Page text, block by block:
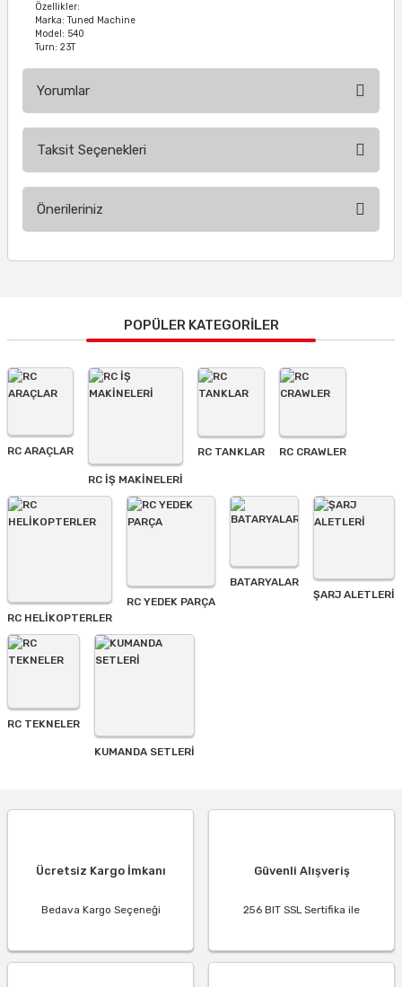
Özellikler:
Marka: Tuned Machine
Model: 540
Turn: 23T
Yorumlar
Taksit Seçenekleri
Önerileriniz
Görüş ve önerileriniz için teşekkür ederiz.
Ürün resmi kalitesiz, bozuk veya görüntülenemiyor.
Ürün açıklamasında eksik bilgiler bulunuyor.
Ürün fiyatı diğer sitelerden daha pahalı.
Bu ürüne benzer farklı alternatifler olmalı.
Gönder
POPÜLER KATEGORİLER
RC ARAÇLAR
RC İŞ MAKİNELERİ
RC TANKLAR RC CRAWLER
RC HELİKOPTERLER
RC YEDEK PARÇA
BATARYALAR
ŞARJ ALETLERI
RC TEKNELER
KUMANDA SETLERİ
Ücretsiz Kargo İmkanı
Bedava Kargo Seçeneği
Güvenli Alışveriş
256 BIT SSL Sertifika ile